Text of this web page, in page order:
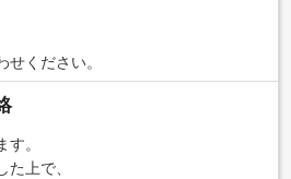
ください。
。
上で、